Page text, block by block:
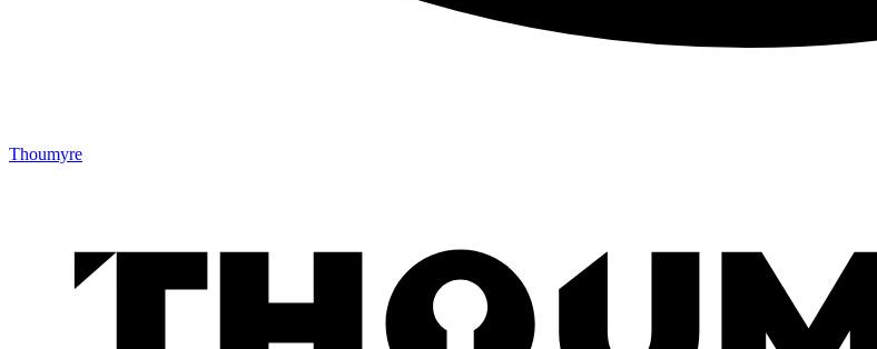
Thoumyre